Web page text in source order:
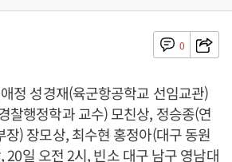
0
정 성경재(육군항공학교 선임교관)
찰행정학과 교수) 모친상, 정승종(연
) 장모상, 최수현 홍정아(대구 동원
20일 오전 2시, 빈소 대구 남구 영남대